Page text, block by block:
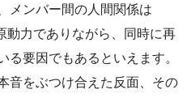
メンバー間の人間関係は
動力でありながら、同時に再
る要因でもあるといえます。
音をぶつけ合えた反面、その